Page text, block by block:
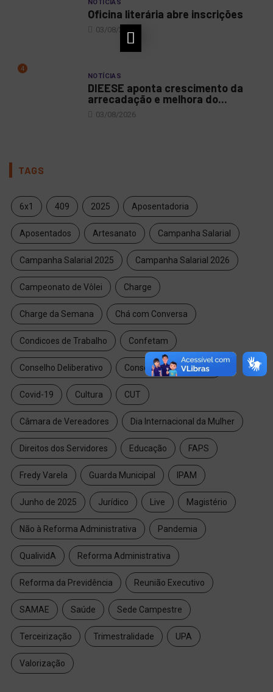
NOTÍCIAS
Oficina literária abre inscrições
03/08/2026
4
NOTÍCIAS
DIEESE aponta crescimento da
arrecadação e melhora do...
03/08/2026
TAGS
6x1 409 2025 Aposentadoria
Aposentados Artesanato Campanha Salarial
Campanha Salarial 2025 Campanha Salarial 2026
Campeonato de Vôlei Charge
Charge da Semana Chá com Conversa
Condicoes de Trabalho Confetam
Conselho Deliberativo Conselho do Magistério
Covid-19 Cultura CUT
Câmara de Vereadores Dia Internacional da Mulher
Direitos dos Servidores Educação FAPS
Fredy Varela Guarda Municipal IPAM
Junho de 2025 Jurídico Live Magistério
Não à Reforma Administrativa Pandemia
QualividA Reforma Administrativa
Reforma da Previdência Reunião Executivo
SAMAE Saúde Sede Campestre
Terceirização Trimestralidade UPA
Valorização